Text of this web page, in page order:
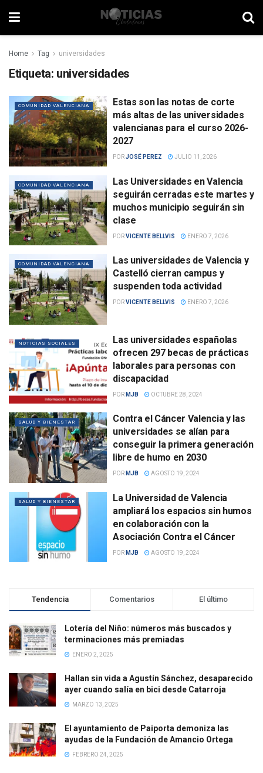
Home Tag universidades
Etiqueta: universidades
COMUNIDAD VALENCIANA
Estas son las notas de corte
más altas de las universidades
valencianas para el curso 2026-
2027
PORJOSÉ PEREZ JULIO 11, 2026
COMUNIDAD VALENCIANA
Las Universidades en Valencia
seguirán cerradas este martes y
muchos municipio seguirán sin
clase
PORVICENTE BELLVIS ENERO 7, 2026
COMUNIDAD VALENCIANA
Las universidades de Valencia y
Castelló cierran campus y
suspenden toda actividad
PORVICENTE BELLVIS ENERO 7, 2026
NOTICIAS SOCIALES
Las universidades españolas
ofrecen 297 becas de prácticas
laborales para personas con
discapacidad
POR MJB OCTUBRE 28, 2024
SALUD Y BIENESTAR
Contra el Cáncer Valencia y las
universidades se alían para
conseguir la primera generación
libre de humo en 2030
POR MJB AGOSTO 19, 2024
SALUD Y BIENESTAR
La Universidad de Valencia
ampliará los espacios sin humos
en colaboración con la
Asociación Contra el Cáncer
POR MJB AGOSTO 19, 2024
Tendencia Comentarios El último
Lotería del Niño: números más buscados y
terminaciones más premiadas
ENERO 2, 2025
Hallan sin vida a Agustín Sánchez, desaparecido
ayer cuando salía en bici desde Catarroja
MARZO 13, 2025
El ayuntamiento de Paiporta demoniza las
ayudas de la Fundación de Amancio Ortega
FEBRERO 24, 2025